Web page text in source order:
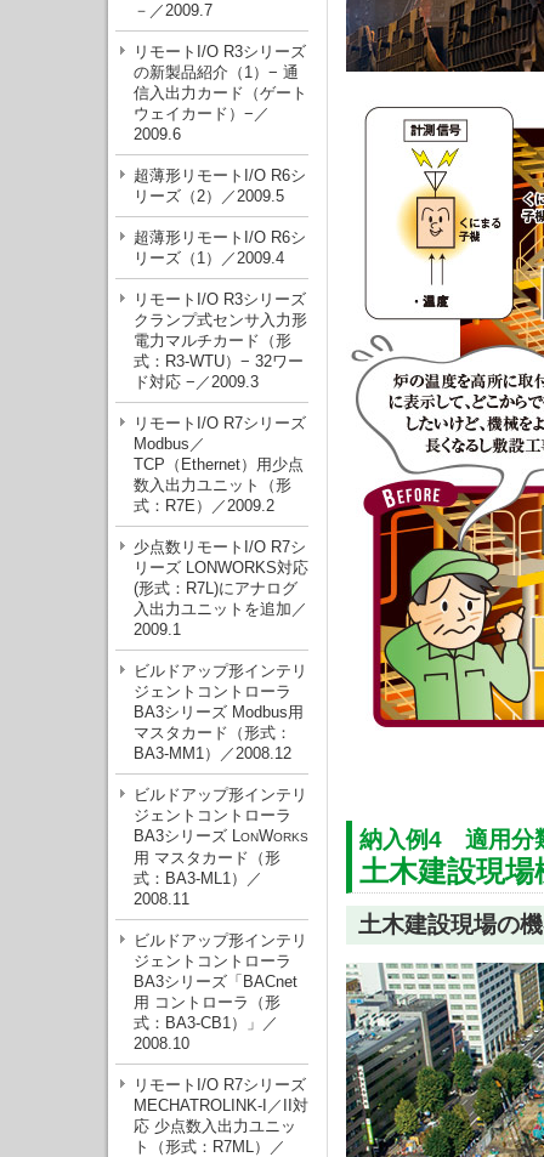
－／2009.7
リモートI/O R3シリーズ
の新製品紹介（1）− 通
信入出力カード（ゲート
ウェイカード）−／
2009.6
超薄形リモートI/O R6シ
リーズ（2）／2009.5
超薄形リモートI/O R6シ
リーズ（1）／2009.4
リモートI/O R3シリーズ
クランプ式センサ入力形
電力マルチカード（形
式：R3-WTU）− 32ワー
ド対応 −／2009.3
リモートI/O R7シリーズ
Modbus／
TCP（Ethernet）用少点
数入出力ユニット（形
式：R7E）／2009.2
少点数リモートI/O R7シ
リーズ LONWORKS対応
(形式：R7L)にアナログ
入出力ユニットを追加／
2009.1
ビルドアップ形インテリ
ジェントコントローラ
BA3シリーズ Modbus用
マスタカード（形式：
BA3-MM1）／2008.12
ビルドアップ形インテリ
ジェントコントローラ
BA3シリーズ LONWORKS
用 マスタカード（形
式：BA3-ML1）／
2008.11
ビルドアップ形インテリ
ジェントコントローラ
BA3シリーズ「BACnet
用 コントローラ（形
式：BA3-CB1）」／
2008.10
リモートI/O R7シリーズ
MECHATROLINK-I／II対
応 少点数入出力ユニッ
ト（形式：R7ML）／
納入例4 適用分
土木建設現場
土木建設現場の